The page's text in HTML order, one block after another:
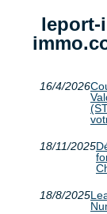
leport-
16/4/2026
18/11/2025
18/8/2025